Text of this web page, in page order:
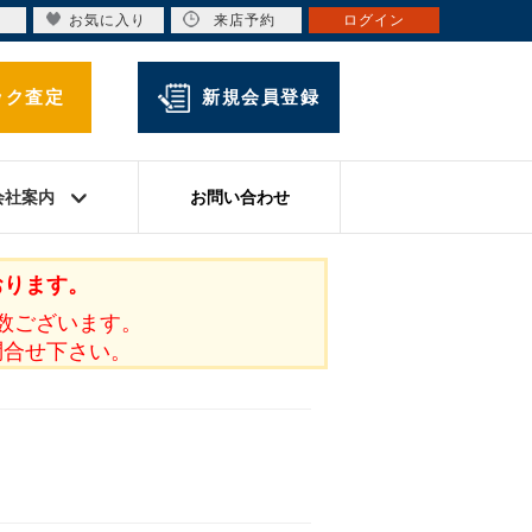
査定 新規会員登録
社案内 お問い合わせ
ます。
ざいます。
せ下さい。
お気に入り 来店予約 ログイン